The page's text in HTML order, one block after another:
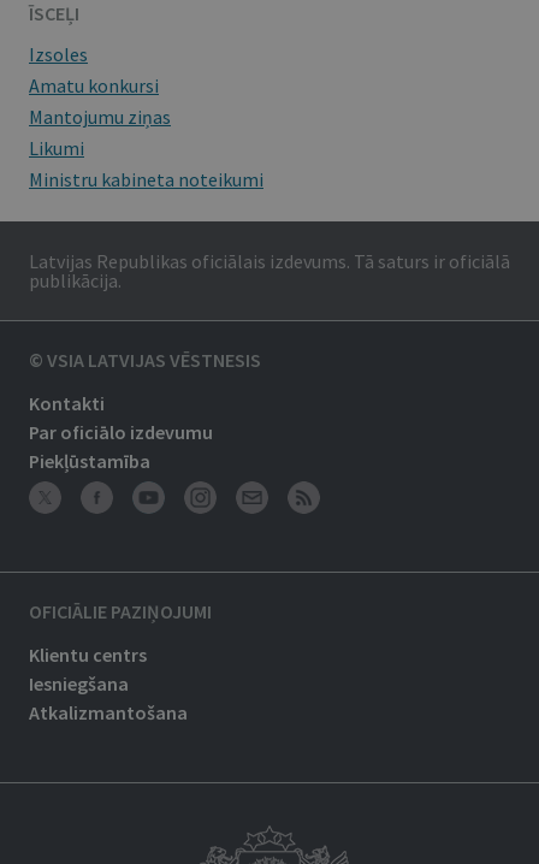
ĪSCEĻI
Izsoles
Amatu konkursi
Mantojumu ziņas
Likumi
Ministru kabineta noteikumi
Latvijas Republikas oficiālais izdevums. Tā saturs ir oficiālā
publikācija.
© VSIA LATVIJAS VĒSTNESIS
Kontakti
Par oficiālo izdevumu
Piekļūstamība
OFICIĀLIE PAZIŅOJUMI
Klientu centrs
Iesniegšana
Atkalizmantošana